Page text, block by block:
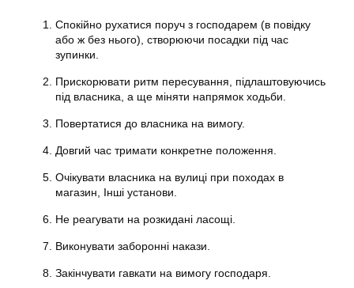
Спокійно рухатися поруч з господарем (в повідку
або ж без нього), створюючи посадки під час
зупинки.
Прискорювати ритм пересування, підлаштовуючись
під власника, а ще міняти напрямок ходьби.
Повертатися до власника на вимогу.
Довгий час тримати конкретне положення.
Очікувати власника на вулиці при походах в
магазин, Інші установи.
Не реагувати на розкидані ласощі.
Виконувати заборонні накази.
Закінчувати гавкати на вимогу господаря.